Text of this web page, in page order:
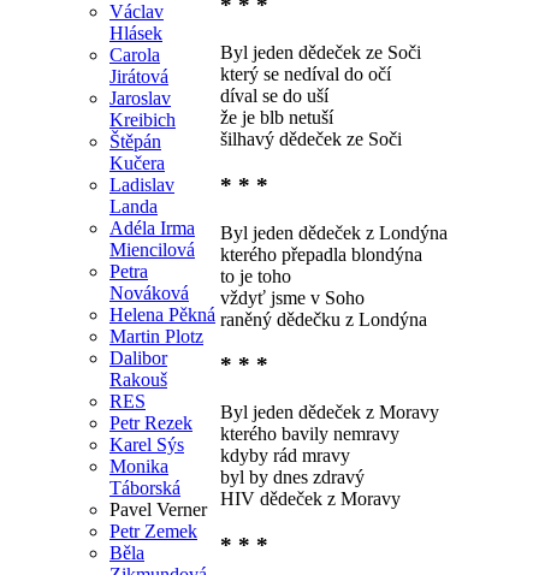
Václav
Hlásek
Carola
Jirátová
Jaroslav
Kreibich
Štěpán
Kučera
Ladislav
Landa
Adéla Irma
Miencilová
Petra
Nováková
Helena Pěkná
Martin Plotz
Dalibor
Rakouš
RES
Petr Rezek
Karel Sýs
Monika
Táborská
Pavel Verner
Petr Zemek
Běla
* * *
Byl jeden dědeček ze Soči
který se nedíval do očí
díval se do uší
že je blb netuší
šilhavý dědeček ze Soči
* * *
Byl jeden dědeček z Londýna
kterého přepadla blondýna
to je toho
vždyť jsme v Soho
raněný dědečku z Londýna
* * *
Byl jeden dědeček z Moravy
kterého bavily nemravy
kdyby rád mravy
byl by dnes zdravý
HIV dědeček z Moravy
* * *